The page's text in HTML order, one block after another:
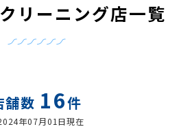
リーニング店一覧
舗数 16件
年07月01日現在